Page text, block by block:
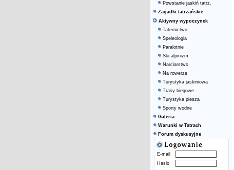
Powstanie jaskiń tatrz.
Zagadki tatrzańskie
Aktywny wypoczynek
Taternictwo
Speleologia
Paralotnie
Ski-alpinizm
Narciarstwo
Na rowerze
Turystyka jaskiniowa
Trasy biegowe
Turystyka piesza
Sporty wodne
Galeria
Warunki w Tatrach
Forum dyskusyjne
E-mail
Hasło